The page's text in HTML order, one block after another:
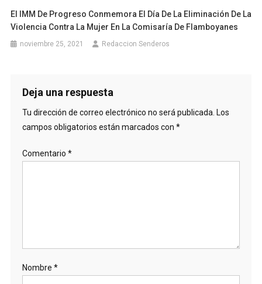
El IMM De Progreso Conmemora El Día De La Eliminación De La
Violencia Contra La Mujer En La Comisaría De Flamboyanes
noviembre 25, 2021 Redaccion Senderos
Deja una respuesta
Tu dirección de correo electrónico no será publicada. Los
campos obligatorios están marcados con *
Comentario *
Nombre *